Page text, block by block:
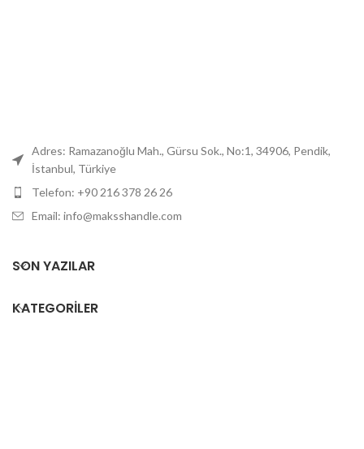
Adres: Ramazanoğlu Mah., Gürsu Sok., No:1, 34906, Pendik,
İstanbul, Türkiye
Telefon: +90 216 378 26 26
Email: info@maksshandle.com
SON YAZILAR
KATEGORILER